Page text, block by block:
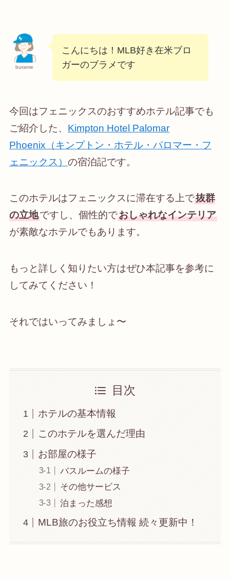
burame
こんにちは！MLB好き在米ブロ
ガーのブラメです
今回はフェニックスのおすすめホテル記事でも
ご紹介した、 Kimpton Hotel Palomar
Phoenix（キンプトン・ホテル・パロマー・フ
ェニックス） の宿泊記です。
このホテルはフェニックスに滞在する上で抜群
の立地ですし、個性的でおしゃれなインテリア
が素敵なホテルでもあります。
もっと詳しく知りたい方はぜひ本記事を参考に
してみてください！
それではいってみましょ〜
目次
ホテルの基本情報
このホテルを選んだ理由
お部屋の様子
バスルームの様子
その他サービス
泊まった感想
MLB旅のお役立ち情報 続々更新中！